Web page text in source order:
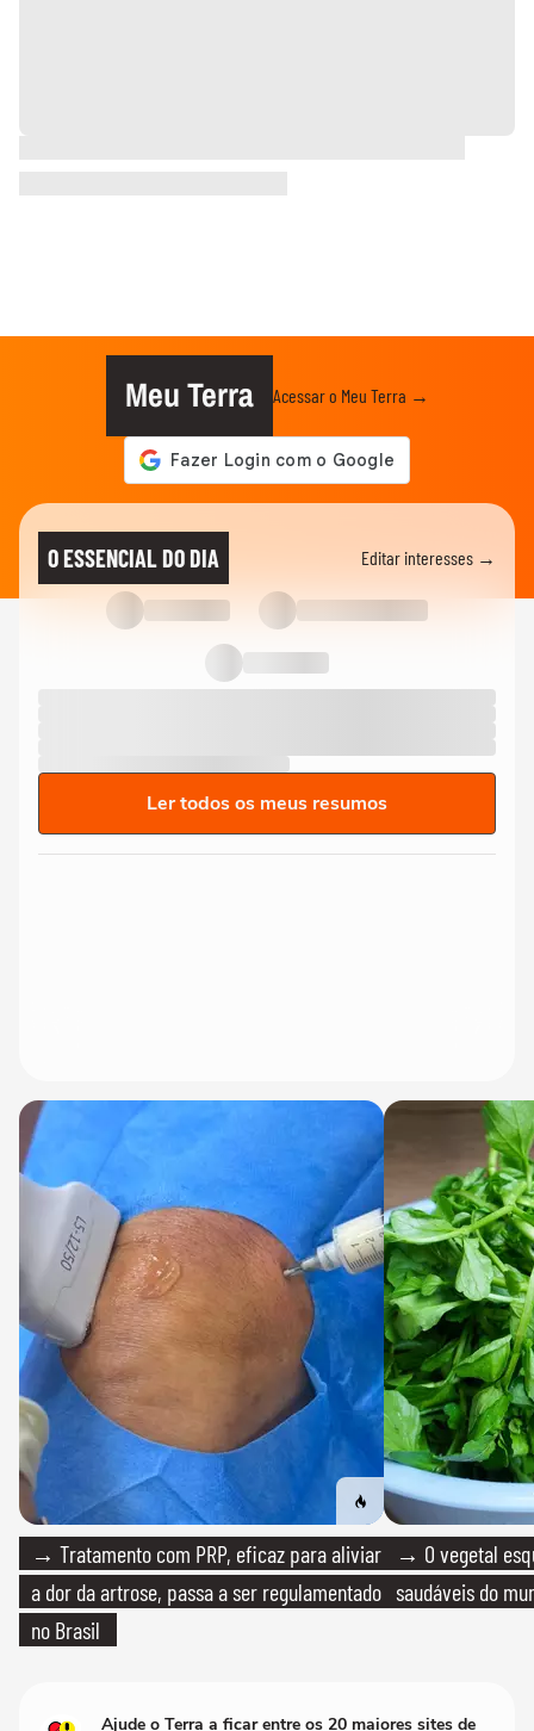
Meu Terra Acessar o Meu Terra →
O ESSENCIAL DO DIA Editar interesses →
Ler todos os meus resumos
→ Tratamento com PRP, eficaz para aliviar
a dor da artrose, passa a ser regulamentado
no Brasil
→ O vegetal
saudáveis do
Ajude o Terra a ficar entre os 20 maiores sites de